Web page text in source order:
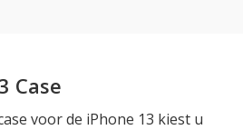
Case
voor de iPhone 13 kiest u